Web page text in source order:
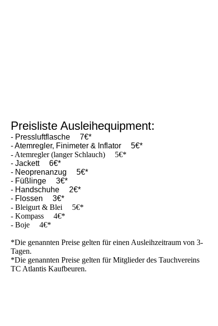
Preisliste Ausleihequipment:
- Pressluftflasche 7€*
- Atemregler, Finimeter & Inflator 5€*
- Atemregler (langer Schlauch) 5€*
- Jackett 6€*
- Neoprenanzug 5€*
- Füßlinge 3€*
- Handschuhe 2€*
- Flossen 3€*
- Bleigurt & Blei 5€*
- Kompass 4€*
- Boje 4€*
*Die genannten Preise gelten für einen Ausleihzeitraum von 3-
Tagen.
*Die genannten Preise gelten für Mitglieder des Tauchvereins
TC Atlantis Kaufbeuren.